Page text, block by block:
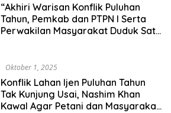
“Akhiri Warisan Konflik Puluhan
Tahun, Pemkab dan PTPN I Serta
Perwakilan Masyarakat Duduk Satu
Oktober 1, 2025
Konflik Lahan Ijen Puluhan Tahun
Tak Kunjung Usai, Nashim Khan
Kawal Agar Petani dan Masyarakat